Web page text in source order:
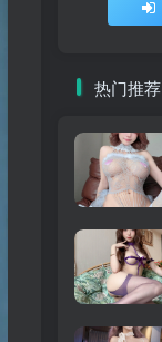
热门推荐